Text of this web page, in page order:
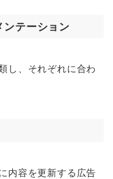
テーション
し、それぞれに合わ
内容を更新する広告